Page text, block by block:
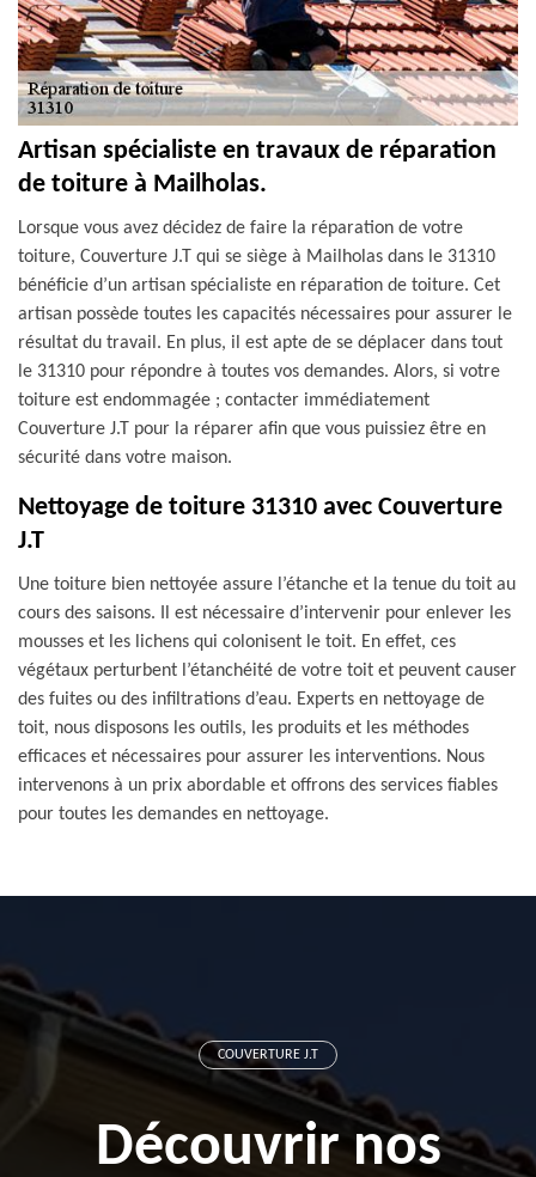
Artisan spécialiste en travaux de réparation
de toiture à Mailholas.
Lorsque vous avez décidez de faire la réparation de votre
toiture, Couverture J.T qui se siège à Mailholas dans le 31310
bénéficie d’un artisan spécialiste en réparation de toiture. Cet
artisan possède toutes les capacités nécessaires pour assurer le
résultat du travail. En plus, il est apte de se déplacer dans tout
le 31310 pour répondre à toutes vos demandes. Alors, si votre
toiture est endommagée ; contacter immédiatement
Couverture J.T pour la réparer afin que vous puissiez être en
sécurité dans votre maison.
Nettoyage de toiture 31310 avec Couverture
J.T
Une toiture bien nettoyée assure l’étanche et la tenue du toit au
cours des saisons. Il est nécessaire d’intervenir pour enlever les
mousses et les lichens qui colonisent le toit. En effet, ces
végétaux perturbent l’étanchéité de votre toit et peuvent causer
des fuites ou des infiltrations d’eau. Experts en nettoyage de
toit, nous disposons les outils, les produits et les méthodes
efficaces et nécessaires pour assurer les interventions. Nous
intervenons à un prix abordable et offrons des services fiables
pour toutes les demandes en nettoyage.
COUVERTURE J.T
Découvrir nos